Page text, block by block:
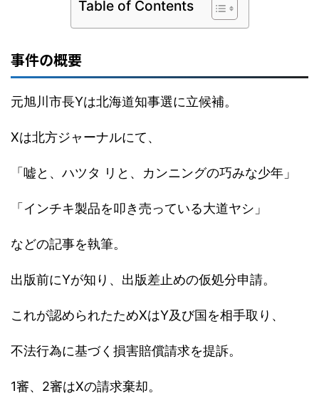
Table of Contents
事件の概要
元旭川市長Yは北海道知事選に立候補。
Xは北方ジャーナルにて、
「嘘と、ハツタ リと、カンニングの巧みな少年」
「インチキ製品を叩き売っている大道ヤシ」
などの記事を執筆。
出版前にYが知り、出版差止めの仮処分申請。
これが認められたためXはY及び国を相手取り、
不法行為に基づく損害賠償請求を提訴。
1審、2審はXの請求棄却。